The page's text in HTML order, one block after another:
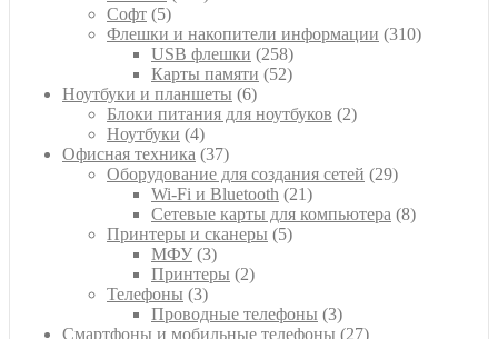
Софт 55
товаров
Флешки и накопители информации 310310
USB флешки 258258
товаров
Карты памяти 5252
Ноутбуки и планшеты 66
товаров
Блоки питания для ноутбуков 22
Ноутбуки 44
товара
Офисная техника 3737
товаров
Оборудование для создания сетей 2929
Wi-Fi и Bluetooth 2121
товар
Сетевые карты для компьютера 88
Принтеры и сканеры 55
МФУ 33
товара
Принтеры 22
Телефоны 33
товара
Проводные телефоны 33
товара
Смартфоны и мобильные телефоны 2727